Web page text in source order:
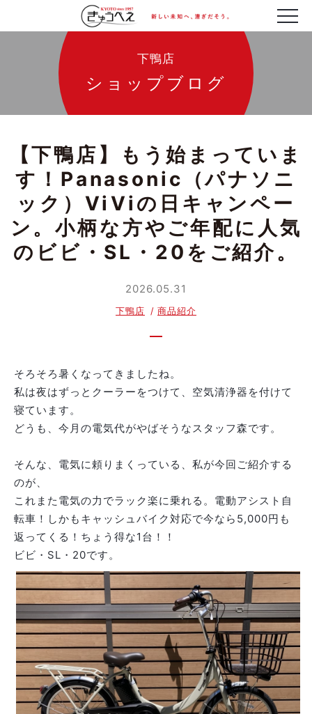
下鴨店
ショップブログ
【下鴨店】もう始まっていま
す！Panasonic（パナソニ
ック）ViViの日キャンペー
ン。小柄な方やご年配に人気
のビビ・SL・20をご紹介。
2026.05.31
下鴨店 商品紹介
そろそろ暑くなってきましたね。
私は夜はずっとクーラーをつけて、空気清浄器を付けて
寝ています。
どうも、今月の電気代がやばそうなスタッフ森です。
そんな、電気に頼りまくっている、私が今回ご紹介する
のが、
これまた電気の力でラック楽に乗れる。電動アシスト自
転車！しかもキャッシュバイク対応で今なら5,000円も
返ってくる！ちょう得な1台！！
ビビ・SL・20です。